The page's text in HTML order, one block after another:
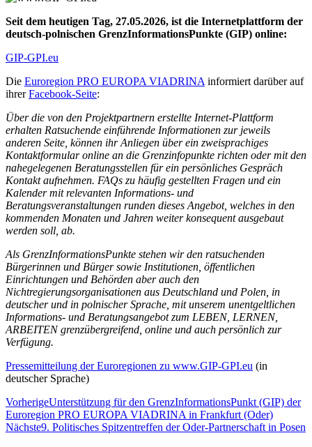
Seit dem heutigen Tag, 27.05.2026, ist die Internetplattform der
deutsch-polnischen GrenzInformationsPunkte (GIP) online:
GIP-GPI.eu
Die Euroregion PRO EUROPA VIADRINA informiert darüber auf
ihrerFacebook-Seite:
Über die von den Projektpartnern erstellte Internet-Plattform
erhalten Ratsuchende einführende Informationen zur jeweils
anderen Seite, können ihr Anliegen über ein zweisprachiges
Kontaktformular online an die Grenzinfopunkte richten oder mit den
nahegelegenen Beratungsstellen für ein persönliches Gespräch
Kontakt aufnehmen. FAQs zu häufig gestellten Fragen und ein
Kalender mit relevanten Informations- und
Beratungsveranstaltungen runden dieses Angebot, welches in den
kommenden Monaten und Jahren weiter konsequent ausgebaut
werden soll, ab.
Als GrenzInformationsPunkte stehen wir den ratsuchenden
Bürgerinnen und Bürger sowie Institutionen, öffentlichen
Einrichtungen und Behörden aber auch den
Nichtregierungsorganisationen aus Deutschland und Polen, in
deutscher und in polnischer Sprache, mit unserem unentgeltlichen
Informations- und Beratungsangebot zum LEBEN, LERNEN,
ARBEITEN grenzübergreifend, online und auch persönlich zur
Verfügung.
Pressemitteilung der Euroregionen zu www.GIP-GPI.eu (in
deutscher Sprache)
VorherigeUnterstützung für den GrenzInformationsPunkt (GIP) der
Euroregion PRO EUROPA VIADRINA in Frankfurt (Oder)
Nächste9. Politisches Spitzentreffen der Oder-Partnerschaft in Posen